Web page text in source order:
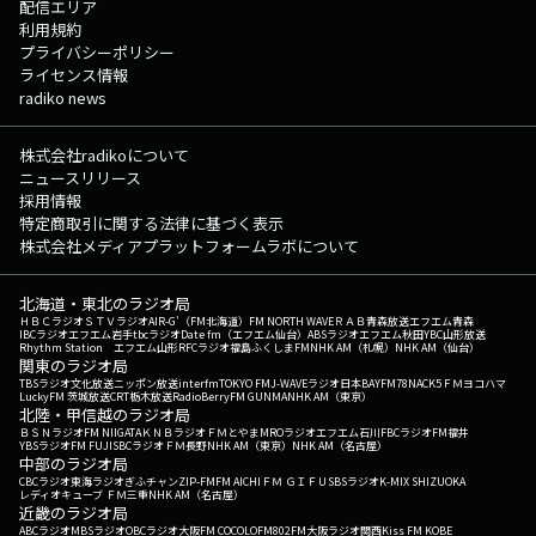
配信エリア
利用規約
プライバシーポリシー
ライセンス情報
radiko news
株式会社radikoについて
ニュースリリース
採用情報
特定商取引に関する法律に基づく表示
株式会社メディアプラットフォームラボについて
北海道・東北のラジオ局
ＨＢＣラジオＳＴＶラジオAIR-G'（FM北海道） FM NORTH WAVEＲＡＢ青森放送エフエム青森
IBCラジオエフエム岩手tbcラジオDate fm（エフエム仙台） ABSラジオエフエム秋田YBC山形放送
Rhythm Station エフエム山形RFCラジオ福島ふくしまFMNHK AM（札幌） NHK AM（仙台）
関東のラジオ局
TBSラジオ文化放送ニッポン放送interfmTOKYO FMJ-WAVEラジオ日本BAYFM78NACK5 ＦＭヨコハマ
LuckyFM 茨城放送CRT栃木放送RadioBerryFM GUNMANHK AM（東京）
北陸・甲信越のラジオ局
ＢＳＮラジオFM NIIGATAＫＮＢラジオ ＦＭとやまMROラジオエフエム石川FBCラジオFM福井
YBSラジオFM FUJISBCラジオ ＦＭ長野NHK AM（東京） NHK AM（名古屋）
中部のラジオ局
CBCラジオ東海ラジオぎふチャンZIP-FMFM AICHI ＦＭ ＧＩＦＵ SBSラジオK-MIX SHIZUOKA
レディオキューブ ＦＭ三重NHK AM（名古屋）
近畿のラジオ局
ABCラジオMBSラジオOBCラジオ大阪FM COCOLOFM802FM大阪ラジオ関西Kiss FM KOBE